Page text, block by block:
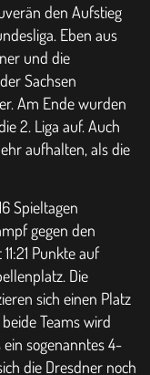
den Aufstieg
Eben aus
und die
Sachsen
Am Ende wurden
2. Liga auf. Auch
aufhalten, als die
Spieltagen
gegen den
Punkte auf
Die
sich einen Platz
Teams wird
sogenanntes 4-
die Dresdner noch